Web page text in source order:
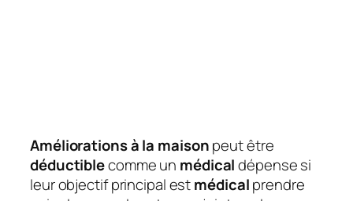
Améliorations à la maisonpeut être
déductiblecomme un médicaldépense si
leur objectif principal estmédicalprendre